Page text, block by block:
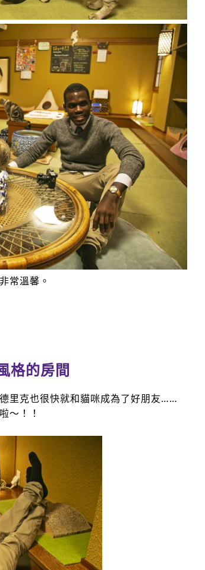
常溫馨。
格的房間
里克也很快就和貓咪成為了好朋友……
～！！